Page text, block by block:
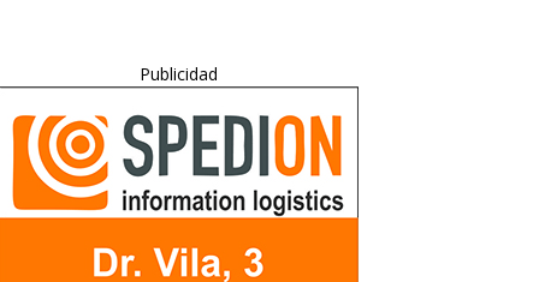
Publicidad